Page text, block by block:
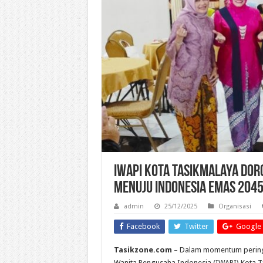
IWAPI Kota Tasikmalaya
Menuju Indonesia Emas 2045
admin 25/12/2025 Organisasi
Facebook Twitter Google
Tasikzone.com – Dalam momentum